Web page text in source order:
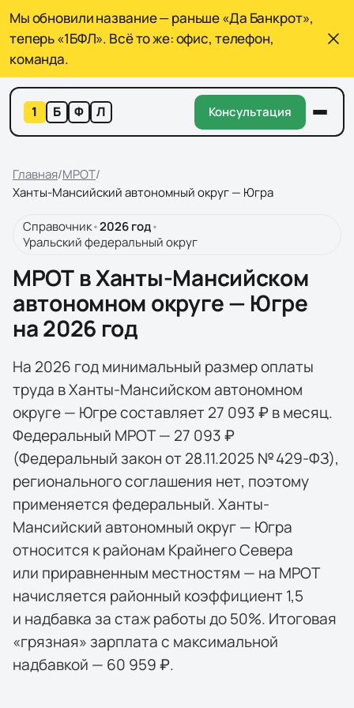
Мы обновили название — раньше «Да Банкрот»,
теперь «1БФЛ». Всё то же: офис, телефон,
команда.
1 Б Ф Л Консультация
Главная/МРОТ/
Ханты-Мансийский автономный округ — Югра
Справочник•2026год•
Уральский федеральный округ
МРОТ в Ханты-Мансийском
автономном округе — Югре
на 2026 год
На 2026 год минимальный размер оплаты
труда в Ханты-Мансийском автономном
округе — Югре составляет 27 093 ₽ в месяц.
Федеральный МРОТ — 27 093 ₽
(Федеральный закон от 28.11.2025 № 429-ФЗ),
регионального соглашения нет, поэтому
применяется федеральный. Ханты-
Мансийский автономный округ — Югра
относится к районам Крайнего Севера
или приравненным местностям — на МРОТ
начисляется районный коэффициент 1,5
и надбавка за стаж работы до 50%. Итоговая
«грязная» зарплата с максимальной
надбавкой — 60 959 ₽.